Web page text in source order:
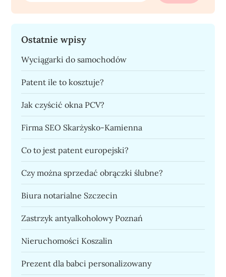
Ostatnie wpisy
Wyciągarki do samochodów
Patent ile to kosztuje?
Jak czyścić okna PCV?
Firma SEO Skarżysko-Kamienna
Co to jest patent europejski?
Czy można sprzedać obrączki ślubne?
Biura notarialne Szczecin
Zastrzyk antyalkoholowy Poznań
Nieruchomości Koszalin
Prezent dla babci personalizowany